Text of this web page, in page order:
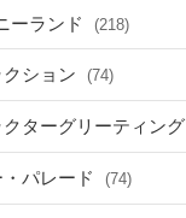
ーランド (218)
ション (74)
ターグリーティング
パレード (74)